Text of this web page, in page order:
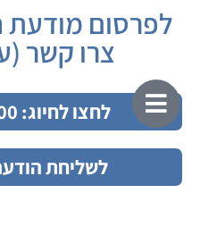
לפרסום
צרו קשר
לחצו לחיוג: 077-9971000
לשליחת